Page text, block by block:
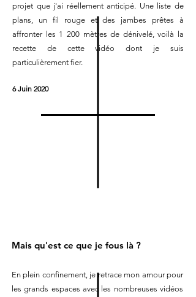
projet que j'ai réellement anticipé. Une liste de
plans, un fil rouge et des jambes prêtes à
affronter les 1 200 mètres de dénivelé, voilà la
recette de cette vidéo dont je suis
particulièrement fier.
6 Juin 2020
Mais qu'est ce que je fous là ?
En plein confinement, je retrace mon amour pour
les grands espaces avec les nombreuses vidéos